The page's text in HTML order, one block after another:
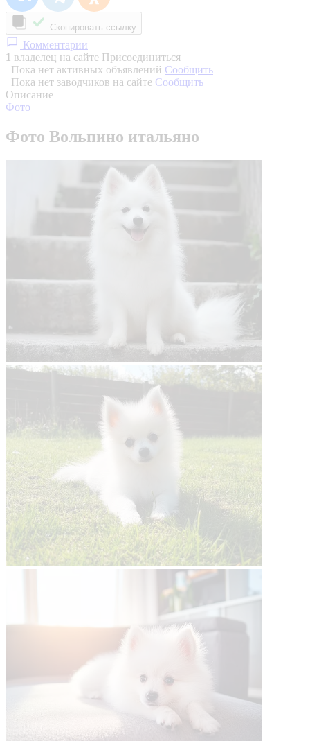
Скопировать ссылку
Комментарии
1 владелец на сайте Присоединиться
Пока нет активных объявлений Сообщить
Пока нет заводчиков на сайте Сообщить
Описание
Фото
Фото Вольпино итальяно